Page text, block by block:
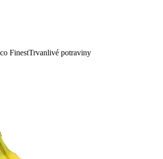
FinestTrvanlivé potraviny